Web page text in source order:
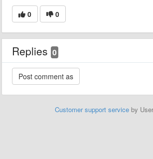
0 0
Replies 0
Customer support service by